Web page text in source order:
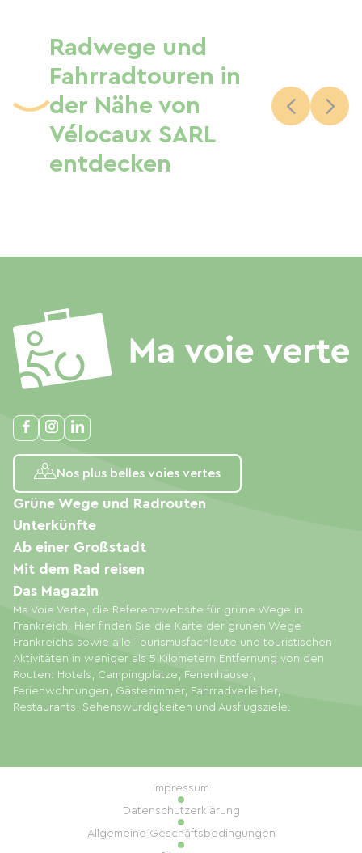
Radwege und
Fahrradtouren in
der Nähe von
Vélocaux SARL
entdecken
Nos plus belles voies vertes
Ma Voie Verte, die Referenzwebsite für grüne Wege in
Frankreich. Hier finden Sie die Karte der grünen Wege
Frankreichs sowie alle Tourismusfachleute und touristischen
Aktivitäten in weniger als 5 Kilometern Entfernung von den
Routen: Hotels, Campingplätze, Ferienhäuser,
Ferienwohnungen, Gästezimmer, Fahrradverleiher,
Restaurants, Sehenswürdigkeiten und Ausflugsziele.
Grüne Wege und Radrouten
Unterkünfte
Ab einer Großstadt
Mit dem Rad reisen
Das Magazin
Impressum
Datenschutzerklärung
Allgemeine Geschäftsbedingungen